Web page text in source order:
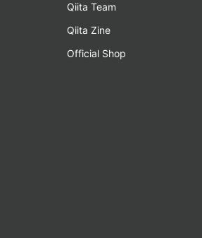
Qiita Team
Qiita Zine
Official Shop